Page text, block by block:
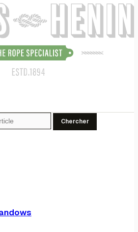
Chercher